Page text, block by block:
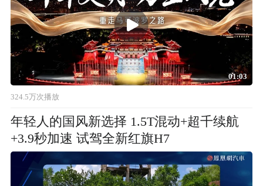
01:03
324.5万次播放
年轻人的国风新选择 1.5T混动+超千续航
+3.9秒加速 试驾全新红旗H7